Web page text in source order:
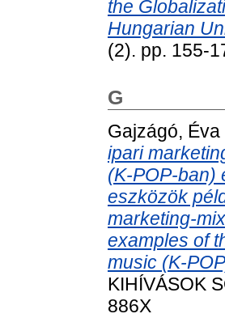
the
Hungarian
(2). pp. 155-
G
Gajzágó, Éva
ipari
(K-POP-ban)
eszközök
marketing-
examples of
music (K-
KIHÍVÁSOK
886X